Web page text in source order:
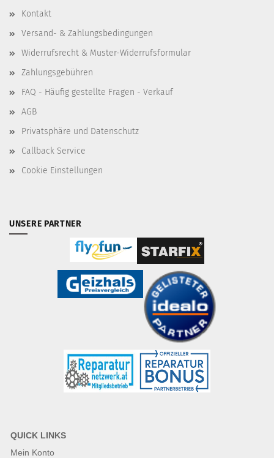
Kontakt
Versand- & Zahlungsbedingungen
Widerrufsrecht & Muster-Widerrufsformular
Zahlungsgebühren
FAQ - Häufig gestellte Fragen - Verkauf
AGB
Privatsphäre und Datenschutz
Callback Service
Cookie Einstellungen
UNSERE PARTNER
QUICK LINKS
Mein Konto